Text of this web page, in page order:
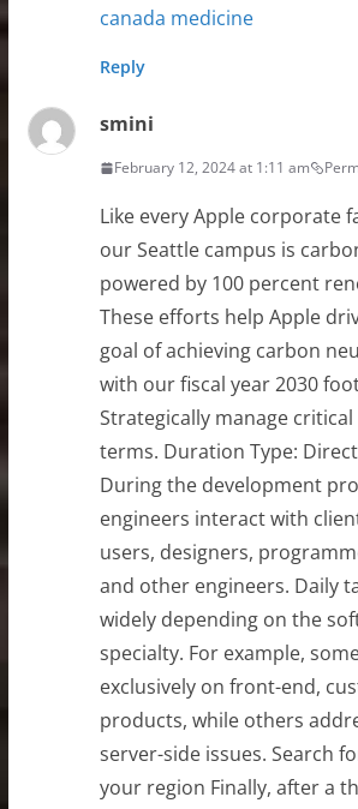
canada medicine
Reply
smini
February 12, 2024 at 1:11 am
Like every Apple corporate
our Seattle campus is
powered by 100 percent
These efforts help Apple
goal of achieving carbon
with our fiscal year 2030
Strategically manage
terms. Duration Type:
During the development
engineers interact with
users, designers,
and other engineers. Daily
widely depending on the
specialty. For example,
exclusively on front-end,
products, while others
server-side issues. Search
your region Finally, after a